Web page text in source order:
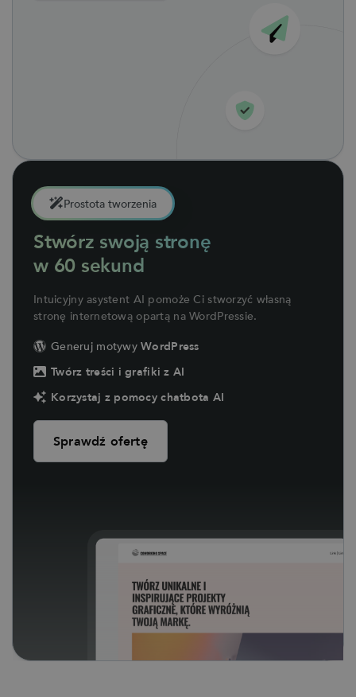
Prostota tworzenia
Stwórz swoją stronę
w 60 sekund
Intuicyjny asystent AI pomoże Ci stworzyć własną
stronę internetową opartą na WordPressie.
Generuj motywyWordPress
Twórz treści i grafiki z AI
Korzystaj z pomocy chatbota AI
Sprawdź ofertę